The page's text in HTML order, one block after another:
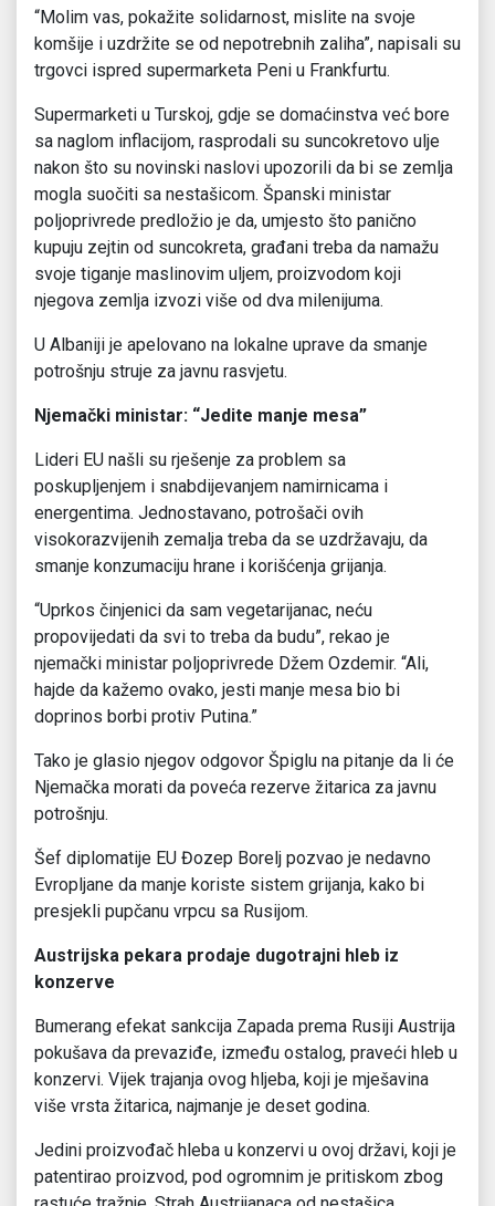
“Molim vas, pokažite solidarnost, mislite na svoje
komšije i uzdržite se od nepotrebnih zaliha”, napisali su
trgovci ispred supermarketa Peni u Frankfurtu.
Supermarketi u Turskoj, gdje se domaćinstva već bore
sa naglom inflacijom, rasprodali su suncokretovo ulje
nakon što su novinski naslovi upozorili da bi se zemlja
mogla suočiti sa nestašicom. Španski ministar
poljoprivrede predložio je da, umjesto što panično
kupuju zejtin od suncokreta, građani treba da namažu
svoje tiganje maslinovim uljem, proizvodom koji
njegova zemlja izvozi više od dva milenijuma.
U Albaniji je apelovano na lokalne uprave da smanje
potrošnju struje za javnu rasvjetu.
Njemački ministar: “Jedite manje mesa”
Lideri EU našli su rješenje za problem sa
poskupljenjem i snabdijevanjem namirnicama i
energentima. Jednostavano, potrošači ovih
visokorazvijenih zemalja treba da se uzdržavaju, da
smanje konzumaciju hrane i korišćenja grijanja.
“Uprkos činjenici da sam vegetarijanac, neću
propovijedati da svi to treba da budu”, rekao je
njemački ministar poljoprivrede Džem Ozdemir. “Ali,
hajde da kažemo ovako, jesti manje mesa bio bi
doprinos borbi protiv Putina.”
Tako je glasio njegov odgovor Špiglu na pitanje da li će
Njemačka morati da poveća rezerve žitarica za javnu
potrošnju.
Šef diplomatije EU Đozep Borelj pozvao je nedavno
Evropljane da manje koriste sistem grijanja, kako bi
presjekli pupčanu vrpcu sa Rusijom.
Austrijska pekara prodaje dugotrajni hleb iz
konzerve
Bumerang efekat sankcija Zapada prema Rusiji Austrija
pokušava da prevaziđe, između ostalog, praveći hleb u
konzervi. Vijek trajanja ovog hljeba, koji je mješavina
više vrsta žitarica, najmanje je deset godina.
Jedini proizvođač hleba u konzervi u ovoj državi, koji je
patentirao proizvod, pod ogromnim je pritiskom zbog